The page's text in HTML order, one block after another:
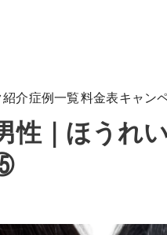
介症例一覧料金表キャン
性｜ほうれ